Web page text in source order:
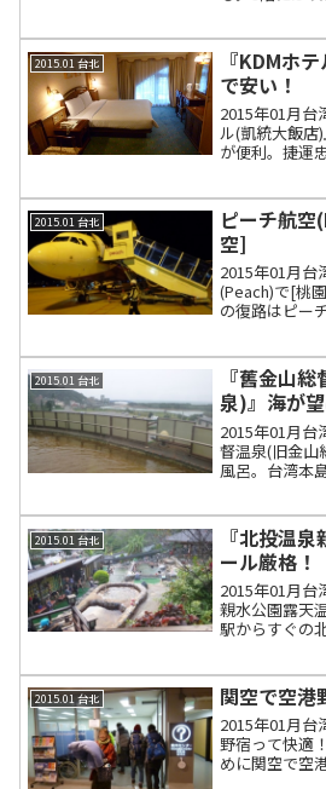
2015.01 台北
『KDMホ
で安い！
2015年01月台
ル(凱統大飯店
が便利。捷運
部屋やトイ
ビュッフェ
2015.01 台北
ピーチ航
空]
2015年01月台
(Peach)で[桃
の復路はピー
Life』という
食べる。機
入。
2015.01 台北
『舊金山
泉)』海が
2015年01月台
督温泉(旧金山
風呂。台湾本
呂らしい。
い。皇家客
で花枝丸(イ
入。郵便局
帰る。
2015.01 台北
『北投温
ール厳格！
2015年01月台
親水公園露天
駅からすぐの
泉。千禧湯
元。ロッカ
どにルールが
注意される。
ペイ(老爺大酒
で両替。セブ
2015.01 台北 関空で空港
2015年01月台
野宿って快適
めに関空で空